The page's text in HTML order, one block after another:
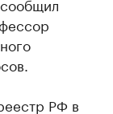
РФ в